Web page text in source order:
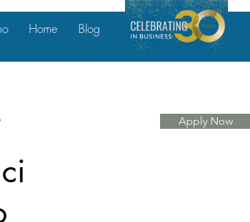
Home Blog
Apply Now